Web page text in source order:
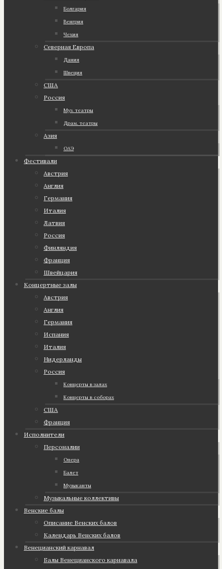
Болгария
Венгрия
Чехия
Северная Европа
Дания
Швеция
США
Россия
Муз. театры
Драм. театры
Азия
ОАЭ
Фестивали
Австрия
Англия
Германия
Италия
Латвия
Россия
Финляндия
Франция
Швейцария
Концертные залы
Австрия
Англия
Германия
Испания
Италия
Нидерланды
Россия
Концерты в залах
Концерты в соборах
США
Франция
Исполнители
Персоналии
Опера
Балет
Музыканты
Музыкальные коллективы
Венские балы
Описание Венских балов
Календарь Венских балов
Венецианский карнавал
Балы Венецианского карнавала